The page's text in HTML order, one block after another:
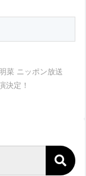
菜 ニッポン放送
決定！